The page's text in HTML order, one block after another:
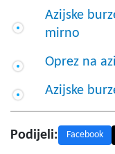
Azijske
mirno
Oprez na
Azijske
Podijeli: Facebook